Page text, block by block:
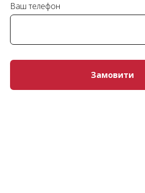
Ваш телефон
Замовити